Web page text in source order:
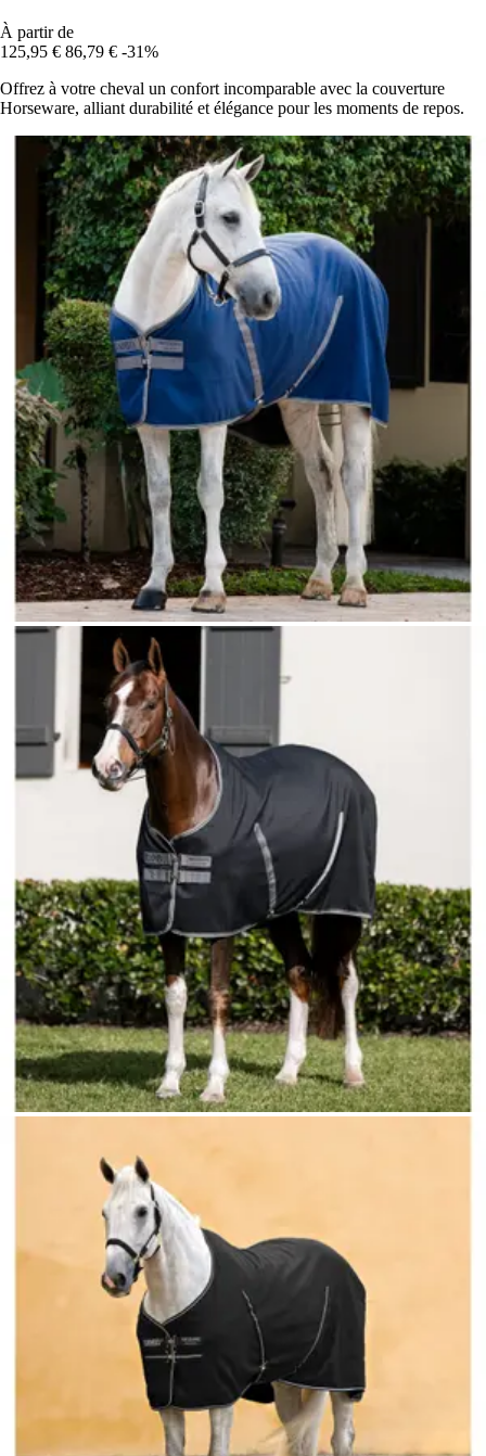
À partir de
125,95 € 86,79 € -31%
Offrez à votre cheval un confort incomparable avec la couverture
Horseware, alliant durabilité et élégance pour les moments de repos.